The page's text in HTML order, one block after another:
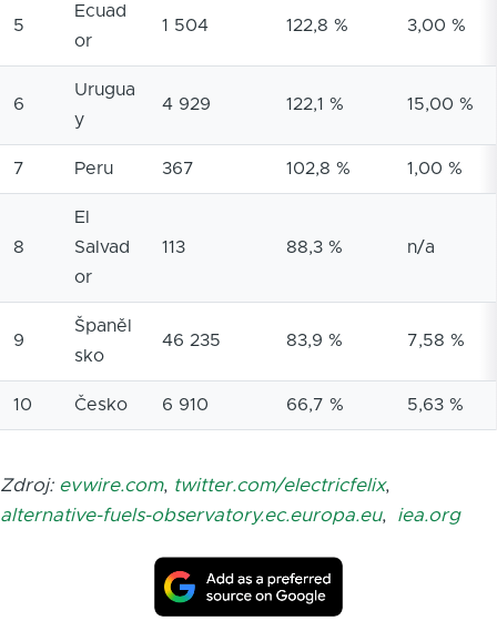
5
Ecuad
or
1 504 122,8 % 3,00 %
6
Urugua
y
4 929 122,1 % 15,00 %
7 Peru 367 102,8 % 1,00 %
8
El
Salvad
or
113 88,3 % n/a
9
Španěl
sko
46 235 83,9 % 7,58 %
10 Česko 6 910 66,7 % 5,63 %
Zdroj: evwire.com, twitter.com/electricfelix,
alternative-fuels-observatory.ec.europa.eu, iea.org